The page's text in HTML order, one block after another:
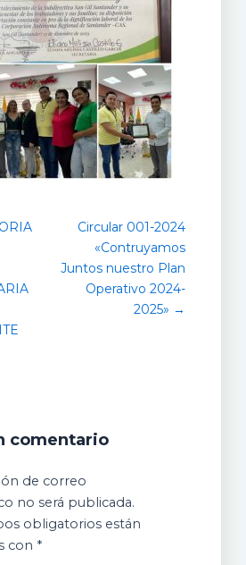
Circular 001-2024
«Contruyamos
Juntos nuestro Plan
Operativo 2024-
2025» →
comentario
de correo
no será publicada.
obligatorios están
con *